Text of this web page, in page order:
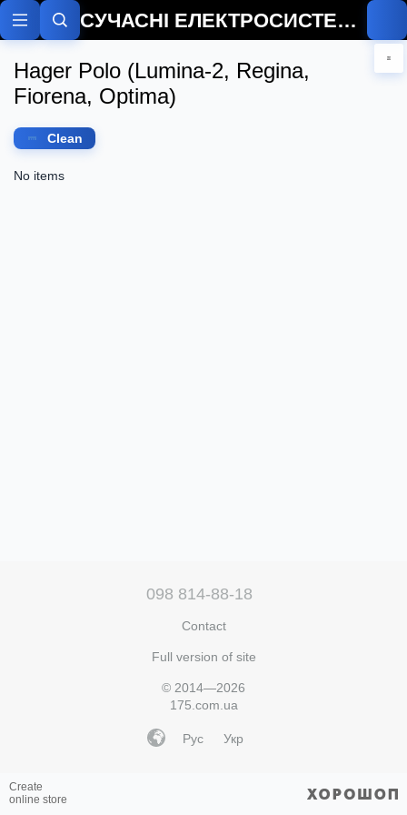
Hager Polo (Lumina-2, Regina,
Fiorena, Optima)
Clean
No items
098 814-88-18
Contact
Full version of site
© 2014—2026
175.com.ua
Рус Укр
Create
online store
СУЧАСНІ ЕЛЕКТРОСИСТЕМИ